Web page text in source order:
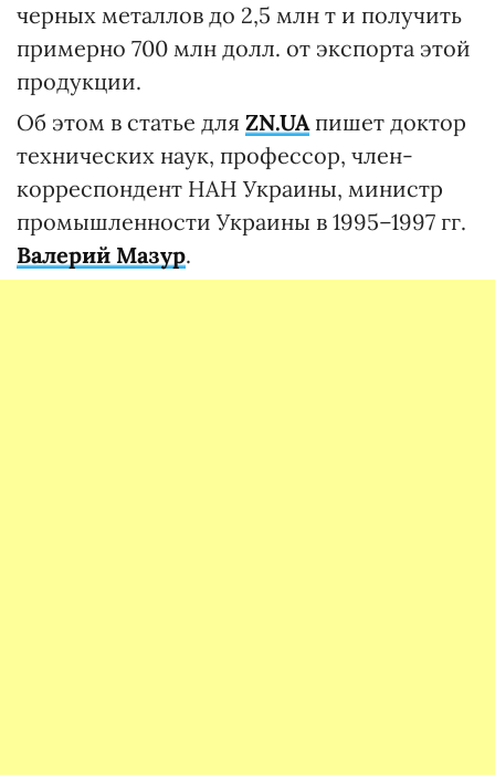
черных металлов до 2,5 млн т и получить
примерно 700 млн долл. от экспорта этой
продукции.
Об этом в статье для ZN.UAпишет доктор
технических наук, профессор, член-
корреспондент НАН Украины, министр
промышленности Украины в 1995–1997 гг.
Валерий Мазур.